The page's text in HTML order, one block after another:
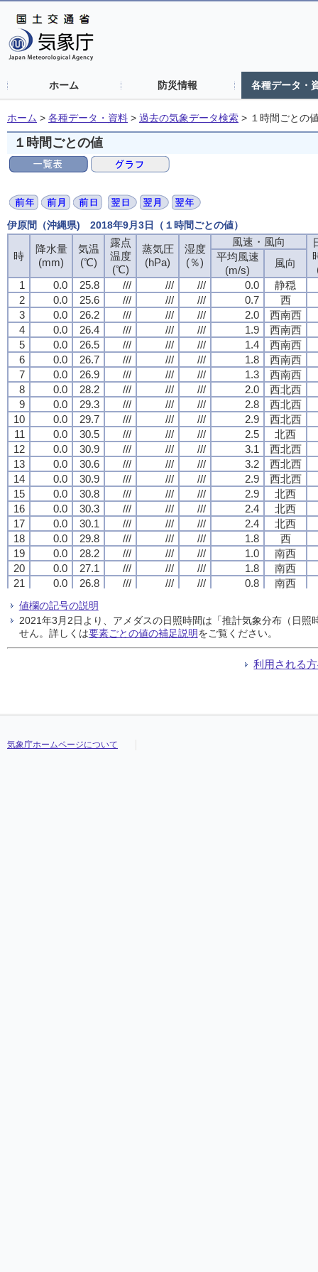
ホーム 防災情報 各種データ・
ホーム > 各種データ・資料 > 過去の気象データ検索 > １時間ごとの
１時間ごとの値
伊原間（沖縄県) 2018年9月3日（１時間ごとの値）
時
降水量
(mm)
気温
(℃)
露点
温度
(℃)
蒸気圧
(hPa)
湿度
(％)
風速・風向
平均風速
(m/s)
風向
1
0.0 25.8 /// /// /// 0.0
静穏
2
0.0 25.6 /// /// /// 0.7
西
3
0.0 26.2 /// /// /// 2.0
西南西
4
0.0 26.4 /// /// /// 1.9
西南西
5
0.0 26.5 /// /// /// 1.4
西南西
6
0.0 26.7 /// /// /// 1.8
西南西
7
0.0 26.9 /// /// /// 1.3
西南西
8
0.0 28.2 /// /// /// 2.0
西北西
9
0.0 29.3 /// /// /// 2.8
西北西
10
0.0 29.7 /// /// /// 2.9
西北西
11
0.0 30.5 /// /// /// 2.5
北西
12
0.0 30.9 /// /// /// 3.1
西北西
13
0.0 30.6 /// /// /// 3.2
西北西
14
0.0 30.9 /// /// /// 2.9
西北西
15
0.0 30.8 /// /// /// 2.9
北西
16
0.0 30.3 /// /// /// 2.4
北西
17
0.0 30.1 /// /// /// 2.4
北西
18
0.0 29.8 /// /// /// 1.8
西
19
0.0 28.2 /// /// /// 1.0
南西
20
0.0 27.1 /// /// /// 1.8
南西
21
0.0 26.8 /// /// /// 0.8
南西
27.1
23
0.0 27.0
南西
24
0.0 26.9 /// /// /// 2.0 南西
時
降水量
(mm)
気温
(℃)
露点
温度
(℃)
蒸気圧
(hPa)
湿度
(％)
風速・風向
平均風速
(m/s)
風向
1
0.0 25.8 /// /// /// 0.0
静穏
2
0.0 25.6 /// /// /// 0.7
西
3
0.0 26.2 /// /// /// 2.0
西南西
4
0.0 26.4 /// /// /// 1.9
西南西
5
0.0 26.5 /// /// /// 1.4
西南西
6
0.0 26.7 /// /// /// 1.8
西南西
7
0.0 26.9 /// /// /// 1.3
西南西
8
0.0 28.2 /// /// /// 2.0
西北西
9
0.0 29.3 /// /// /// 2.8
西北西
10
0.0 29.7 /// /// /// 2.9
西北西
11
0.0 30.5 /// /// /// 2.5
北西
12
0.0 30.9 /// /// /// 3.1
西北西
13
0.0 30.6 /// /// /// 3.2
西北西
14
0.0 30.9 /// /// /// 2.9
西北西
15
0.0 30.8 /// /// /// 2.9
北西
16
0.0 30.3 /// /// /// 2.4
北西
17
0.0 30.1 /// /// /// 2.4
北西
18
0.0 29.8 /// /// /// 1.8
西
19
0.0 28.2 /// /// /// 1.0
南西
20
0.0 27.1 /// /// /// 1.8
南西
21
0.0 26.8 /// /// /// 0.8
南西
27.1
23
0.0 27.0
南西
24
0.0 26.9 /// /// /// 2.0 南西
時
降水量
(mm)
気温
(℃)
露点
温度
(℃)
蒸気圧
(hPa)
湿度
(％)
風速・風向
平均風速
(m/s)
風向
1
0.0 25.8 /// /// /// 0.0
静穏
2
0.0 25.6 /// /// /// 0.7
西
3
0.0 26.2 /// /// /// 2.0
西南西
4
0.0 26.4 /// /// /// 1.9
西南西
5
0.0 26.5 /// /// /// 1.4
西南西
6
0.0 26.7 /// /// /// 1.8
西南西
7
0.0 26.9 /// /// /// 1.3
西南西
8
0.0 28.2 /// /// /// 2.0
西北西
9
0.0 29.3 /// /// /// 2.8
西北西
10
0.0 29.7 /// /// /// 2.9
西北西
11
0.0 30.5 /// /// /// 2.5
北西
12
0.0 30.9 /// /// /// 3.1
西北西
13
0.0 30.6 /// /// /// 3.2
西北西
14
0.0 30.9 /// /// /// 2.9
西北西
15
0.0 30.8 /// /// /// 2.9
北西
16
0.0 30.3 /// /// /// 2.4
北西
17
0.0 30.1 /// /// /// 2.4
北西
18
0.0 29.8 /// /// /// 1.8
西
19
0.0 28.2 /// /// /// 1.0
南西
20
0.0 27.1 /// /// /// 1.8
南西
21
0.0 26.8 /// /// /// 0.8
南西
27.1
23
0.0 27.0
南西
24
0.0 26.9 /// /// /// 2.0 南西
時
降水量
(mm)
気温
(℃)
露点
温度
(℃)
蒸気圧
(hPa)
湿度
(％)
風速・風向
平均風速
(m/s)
風向
1
0.0 25.8 /// /// /// 0.0
静穏
2
0.0 25.6 /// /// /// 0.7
西
3
0.0 26.2 /// /// /// 2.0
西南西
4
0.0 26.4 /// /// /// 1.9
西南西
5
0.0 26.5 /// /// /// 1.4
西南西
6
0.0 26.7 /// /// /// 1.8
西南西
7
0.0 26.9 /// /// /// 1.3
西南西
8
0.0 28.2 /// /// /// 2.0
西北西
9
0.0 29.3 /// /// /// 2.8
西北西
10
0.0 29.7 /// /// /// 2.9
西北西
11
0.0 30.5 /// /// /// 2.5
北西
12
0.0 30.9 /// /// /// 3.1
西北西
13
0.0 30.6 /// /// /// 3.2
西北西
14
0.0 30.9 /// /// /// 2.9
西北西
15
0.0 30.8 /// /// /// 2.9
北西
16
0.0 30.3 /// /// /// 2.4
北西
17
0.0 30.1 /// /// /// 2.4
北西
18
0.0 29.8 /// /// /// 1.8
西
19
0.0 28.2 /// /// /// 1.0
南西
20
0.0 27.1 /// /// /// 1.8
南西
21
0.0 26.8 /// /// /// 0.8
南西
27.1
23
0.0 27.0
南西
24
0.0 26.9 /// /// /// 2.0 南西
値欄の記号の説明
2021年3月2日より、アメダスの日照時間は「推計気象分布（日
せん。詳しくは要素ごとの値の補足説明をご覧ください。
利用される
気象庁ホームページについて